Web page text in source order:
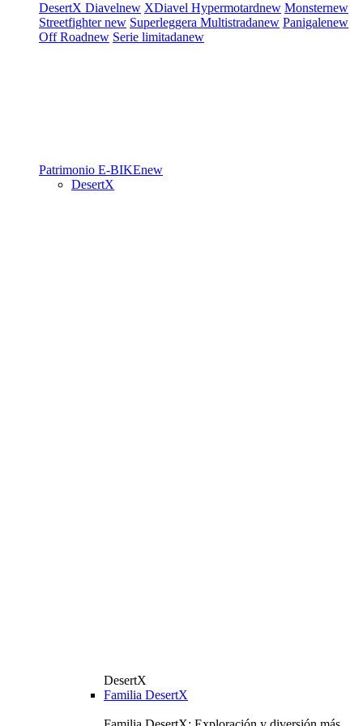
DesertX Diavelnew XDiavel Hypermotardnew Monsternew
Streetfighternew Superleggera Multistradanew Panigalenew
Off Roadnew Serie limitadanew
Patrimonio E-BIKEnew
DesertX
DesertX
Familia DesertX